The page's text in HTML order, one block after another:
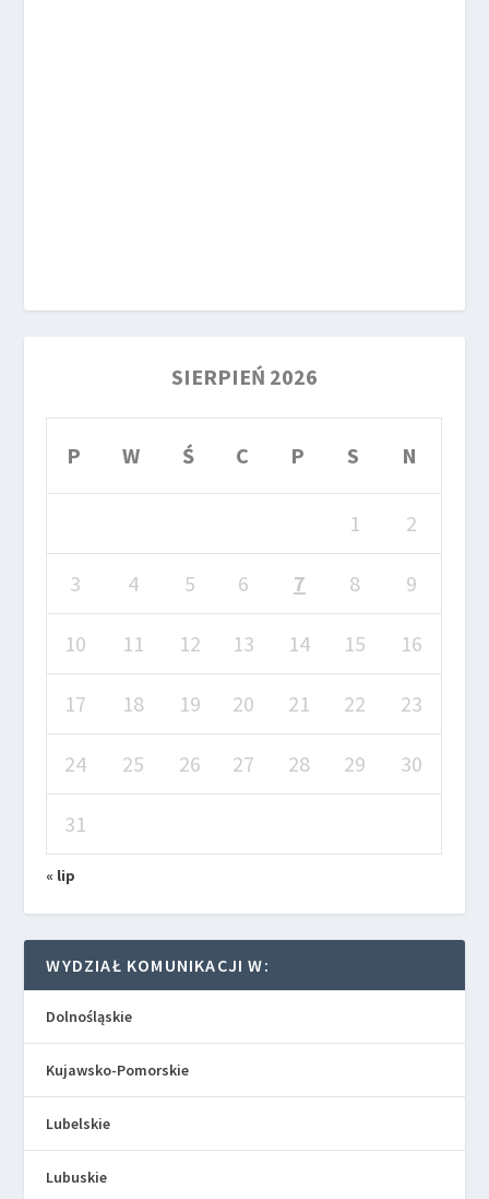
SIERPIEŃ 2026
P W Ś C P S N
1 2
3 4 5 6 7 8 9
10 11 12 13 14 15 16
17 18 19 20 21 22 23
24 25 26 27 28 29 30
31
« lip
WYDZIAŁ KOMUNIKACJI W:
Dolnośląskie
Kujawsko-Pomorskie
Lubelskie
Lubuskie